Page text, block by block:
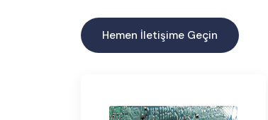
Hemen İletişime Geçin